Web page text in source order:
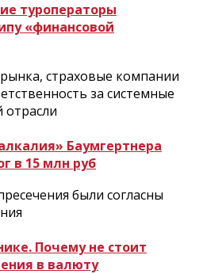
туроператоры
«финансовой
страховые компании
за системные
отрасли
Баумгертнера
в 15 млн руб
были согласны
Почему не стоит
в валюту